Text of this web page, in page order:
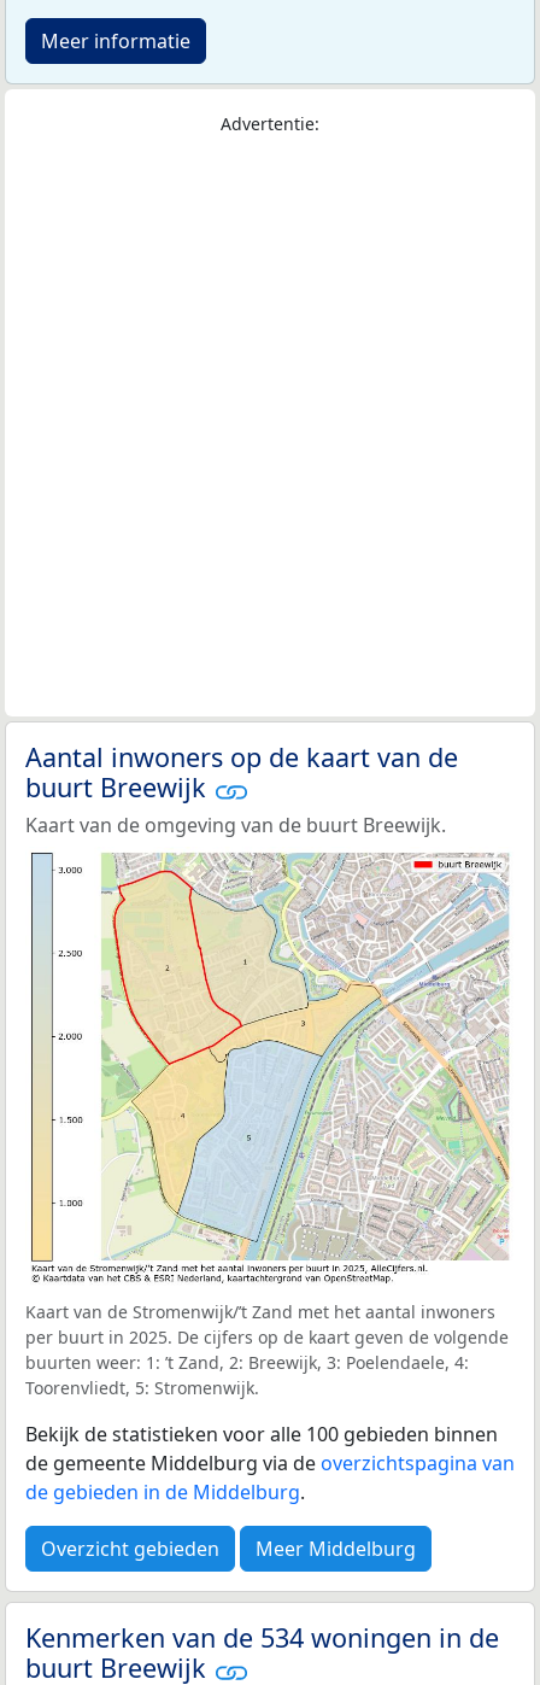
Meer informatie
Advertentie:
Aantal inwoners op de kaart van de
buurt Breewijk
Kaart van de omgeving van de buurt Breewijk.
Kaart van de Stromenwijk/’t Zand met het aantal inwoners
per buurt in 2025. De cijfers op de kaart geven de volgende
buurten weer: 1: ’t Zand, 2: Breewijk, 3: Poelendaele, 4:
Toorenvliedt, 5: Stromenwijk.
Bekijk de statistieken voor alle 100 gebieden binnen
de gemeente Middelburg via deoverzichtspagina van
de gebieden in de Middelburg.
Overzicht gebieden Meer Middelburg
Kenmerken van de 534 woningen in de
buurt Breewijk